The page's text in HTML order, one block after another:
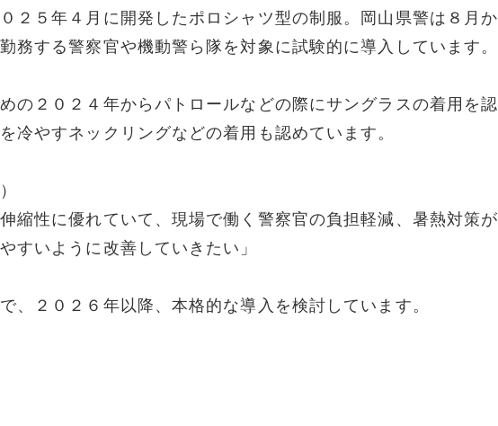
２５年４月に開発したポロシャツ型の制服。岡山県警は８月か
務する警察官や機動警ら隊を対象に試験的に導入しています。
の２０２４年からパトロールなどの際にサングラスの着用を認
冷やすネックリングなどの着用も認めています。
縮性に優れていて、現場で働く警察官の負担軽減、暑熱対策が
すいように改善していきたい」
、２０２６年以降、本格的な導入を検討しています。